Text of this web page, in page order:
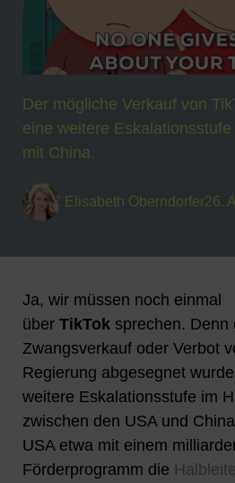
Der mögliche Verkauf von
eine weitere
mit China.
Elisabeth Oberndorfer26.
Ja, wir müssen noch einmal
über TikTok sprechen. Denn
Zwangsverkauf oder Verbot
Regierung abgesegnet
weitere Eskalationsstufe im
zwischen den USA und
USA etwa mit einem
Förderprogramm die